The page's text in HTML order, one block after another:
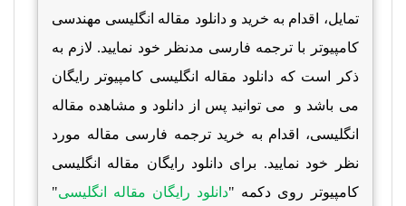
تمایل، اقدام به خرید و دانلود مقاله انگلیسی مهندسی
کامپیوتر با ترجمه فارسی مدنظر خود نمایید. لازم به
ذکر است که دانلود مقاله انگلیسی کامپیوتر رایگان
می باشد و می توانید پس از دانلود و مشاهده مقاله
انگلیسی، اقدام به خرید ترجمه فارسی مقاله مورد
نظر خود نمایید. برای دانلود رایگان مقاله انگلیسی
کامپیوتر روی دکمه "دانلود رایگان مقاله انگلیسی"